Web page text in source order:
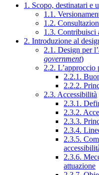
1. Scopo, destinatari e
1.1.
1.2.
1.3. Contribuisci
2. Introduzione al
2.1. Design per
government)
2.2. L’approccio
2.2.1.
2.2.2.
2.3. Accessibilità
2.3.1.
2.3.2.
2.3.3.
2.3.4.
2.3.5.
2.3.6.
attuazione